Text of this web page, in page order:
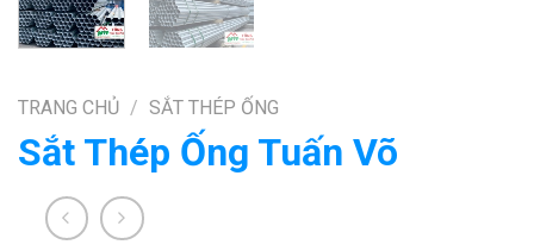
TRANG CHỦ / SẮT THÉP ỐNG
Sắt Thép Ống Tuấn Võ